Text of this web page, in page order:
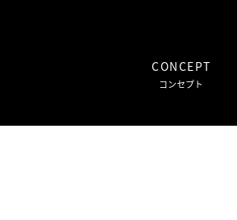
CONCEPT
コンセプト